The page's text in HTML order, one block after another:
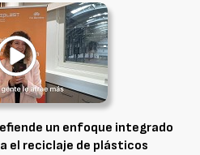
un enfoque integrado
el reciclaje de plásticos